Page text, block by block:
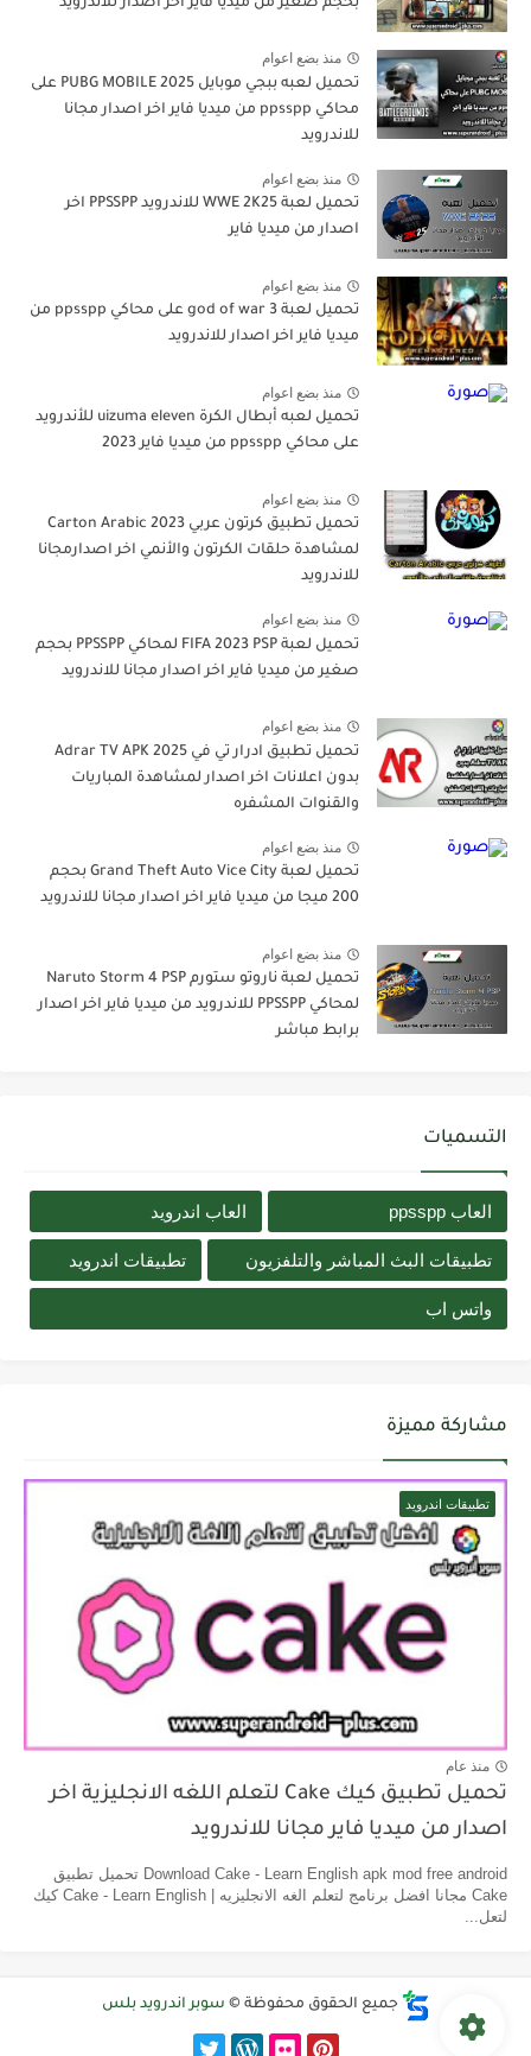
منذ بضع اعوام
تحميل لعبه ببجي موبايل PUBG MOBILE 2025 على
محاكي ppsspp من ميديا فاير اخر اصدار مجانا
للاندرويد
منذ بضع اعوام
تحميل لعبة WWE 2K25 للاندرويد PPSSPP اخر
اصدار من ميديا فاير
منذ بضع اعوام
تحميل لعبة god of war 3 على محاكي ppsspp من
ميديا فاير اخر اصدار للاندرويد
منذ بضع اعوام
تحميل لعبه أبطال الكرة uizuma eleven للأندرويد
على محاكي ppsspp من ميديا فاير 2023
منذ بضع اعوام
تحميل تطبيق كرتون عربي Carton Arabic 2023
لمشاهدة حلقات الكرتون والأنمي اخر اصدارمجانا
للاندرويد
منذ بضع اعوام
تحميل لعبة FIFA 2023 PSP لمحاكي PPSSPP بحجم
صغير من ميديا فاير اخر اصدار مجانا للاندرويد
منذ بضع اعوام
تحميل تطبيق ادرار تي في Adrar TV APK 2025
بدون اعلانات اخر اصدار لمشاهدة المباريات
والقنوات المشفره
منذ بضع اعوام
تحميل لعبة Grand Theft Auto Vice City بحجم
200 ميجا من ميديا فاير اخر اصدار مجانا للاندرويد
منذ بضع اعوام
تحميل لعبة ناروتو ستورم Naruto Storm 4 PSP
لمحاكي PPSSPP للاندرويد من ميديا فاير اخر اصدار
برابط مباشر
التسميات
العاب ppsspp العاب اندرويد
تطبيقات البث المباشر والتلفزيون تطبيقات اندرويد
واتس اب
مشاركة مميزة
تطبيقات اندرويد
منذ عام
تحميل تطبيق كيك Cake لتعلم اللغه الانجليزية اخر
اصدار من ميديا فاير مجانا للاندرويد
Download Cake - Learn English apk mod free android تحميل تطبيق
Cake مجانا افضل برنامج لتعلم الغه الانجليزيه | Cake - Learn English كيك
لتعل...
جميع الحقوق محفوظة © سوبر اندرويد بلس